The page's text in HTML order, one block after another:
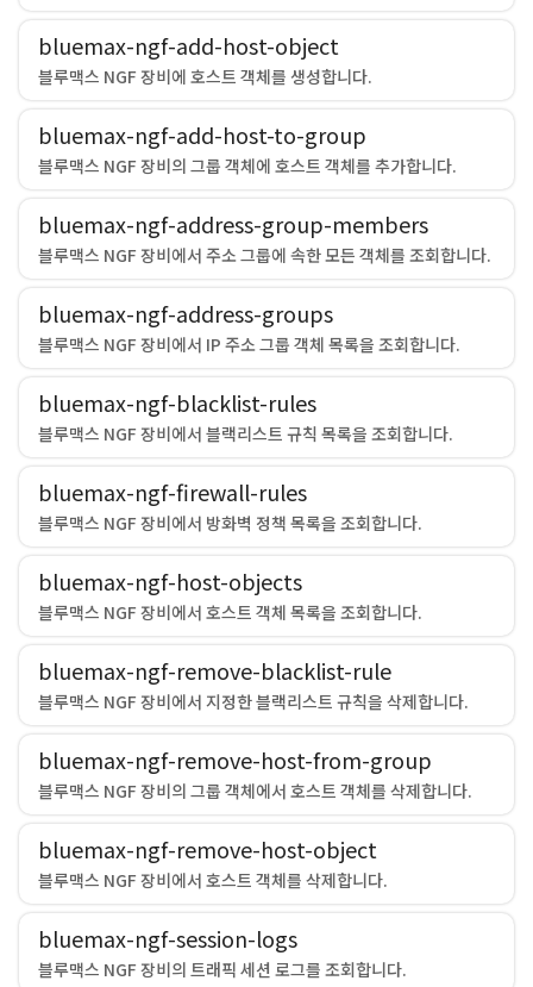
bluemax-ngf-add-host-object
블루맥스 NGF 장비에 호스트 객체를 생성합니다.
bluemax-ngf-add-host-to-group
블루맥스 NGF 장비의 그룹 객체에 호스트 객체를 추가합니다.
bluemax-ngf-address-group-members
블루맥스 NGF 장비에서 주소 그룹에 속한 모든 객체를 조회합니다.
bluemax-ngf-address-groups
블루맥스 NGF 장비에서 IP 주소 그룹 객체 목록을 조회합니다.
bluemax-ngf-blacklist-rules
블루맥스 NGF 장비에서 블랙리스트 규칙 목록을 조회합니다.
bluemax-ngf-firewall-rules
블루맥스 NGF 장비에서 방화벽 정책 목록을 조회합니다.
bluemax-ngf-host-objects
블루맥스 NGF 장비에서 호스트 객체 목록을 조회합니다.
bluemax-ngf-remove-blacklist-rule
블루맥스 NGF 장비에서 지정한 블랙리스트 규칙을 삭제합니다.
bluemax-ngf-remove-host-from-group
블루맥스 NGF 장비의 그룹 객체에서 호스트 객체를 삭제합니다.
bluemax-ngf-remove-host-object
블루맥스 NGF 장비에서 호스트 객체를 삭제합니다.
bluemax-ngf-session-logs
블루맥스 NGF 장비의 트래픽 세션 로그를 조회합니다.